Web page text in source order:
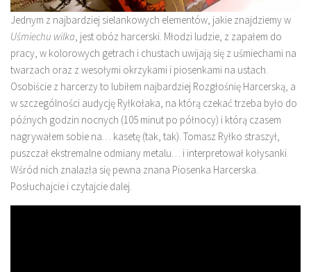
Jednym z najbardziej sielankowych elementów, jakie znajdziemy w
Uśmiechu wilka, jest obóz harcerski. Młodzi ludzie, z zapałem do
pracy, w kolorowych getrach i chustach uwijają się z uśmiechami na
twarzach oraz z wesołymi okrzykami i piosenkami na ustach.
Osobiście z harcerzy to lubiłem najbardziej Rozgłośnię Harcerską, a
w szczególności audycję Ryłkołaka, na którą czekać trzeba było do
późnych godzin nocnych (105 minut po północy) i którą czasem
nagrywałem sobie na… kasetę (tak, tak). Tomasz Ryłko straszył,
puszczał ekstremalne odmiany metalu… i interpretował kołysanki.
Wśród nich znalazła się pewna znana Piosenka Harcerska.
Posłuchajcie i czytajcie dalej.